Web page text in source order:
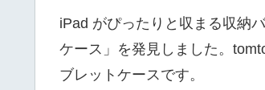
iPad がぴったりと収まる収納
ケース」を発見しました。
ブレットケースです。